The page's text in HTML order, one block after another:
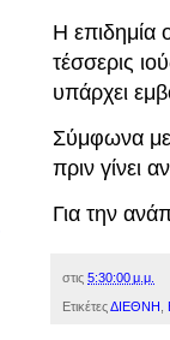
Η επιδημία
τέσσερις
υπάρχει
Σύμφωνα με
πριν γίνει
Για την
στις 5:30:00 μ.μ.
ΕτικέτεςΔΙΕΘΝΗ